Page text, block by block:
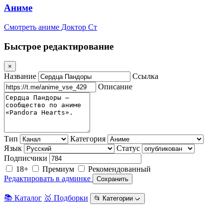
Аниме
Смотреть аниме Доктор Ст
Быстрое редактирование
×
Название
Ссылка
Описание
Тип
Категория
Язык
Статус
Подписчики
18+
Премиум
Рекомендованный
Редактировать в админке
Сохранить
📚 Каталог 🥇 Подборки 📂 Категории ᨆ